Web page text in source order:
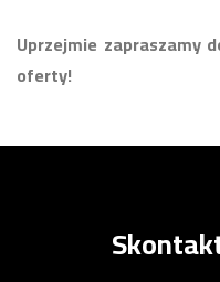
Uprzejmie zapraszamy
oferty!